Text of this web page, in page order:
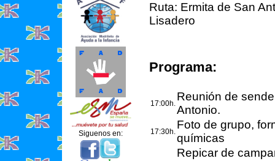
Siguenos en:
Ruta: Ermita de San
Lisadero
Programa:
17:00h.
Reunión de
Antonio.
17:30h.
Foto de grupo,
químicas
Repicar de